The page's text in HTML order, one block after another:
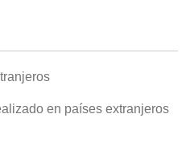
en países extranjeros